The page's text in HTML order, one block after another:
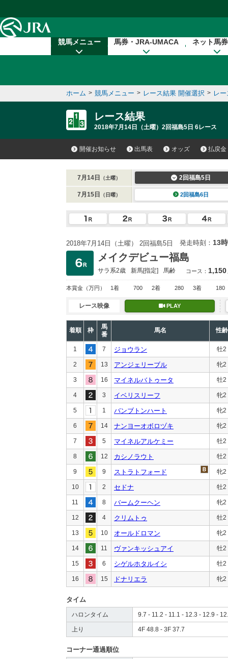
競馬メニュー 馬券・JRA-UMACA ネット馬
ホーム > 競馬メニュー > レース結果 開催選択 > レ
レース結果
2018年7月14日（土曜）2回福島5日 6レース
開催お知らせ 出馬表 オッズ 払戻金
7月14日 （土曜） 2回福島5日
7月15日 （日曜） 2回福島6日
2018年7月14日（土曜） 2回福島5日 発走時刻： 13
メイクデビュー福島
サラ系2歳 新馬[指定] 馬齢 コース： 1,150
本賞金 （万円） 1着 700 2着 280 3着 180
レース映像 PLAY
着順 枠
馬
番
馬名 性齢
1 7 ジョウラン 牡2
2 13 アンジェリーブル 牝2
3 16 マイネルバトゥータ 牡2
4 3 イベリスリーフ 牝2
5 1 バンブトンハート 牝2
6 14 ナンヨーオボロヅキ 牝2
7 5 マイネルアルケミー 牡2
8 12 カシノラウト 牡2
9 9 ストラトフォード 牝2
10 2 セドナ 牡2
11 8 バームクーヘン 牝2
12 4 クリムトゥ 牡2
13 10 オールドロマン 牝2
14 11 ヴァンキッシュアイ 牡2
15 6 シゲルホタルイシ 牡2
16 15 ドナリエラ 牝2
タイム
ハロンタイム 9.7 - 11.2 - 11.1 - 12.3 - 12.9 -
上り 4F 48.8 - 3F 37.7
コーナー通過順位